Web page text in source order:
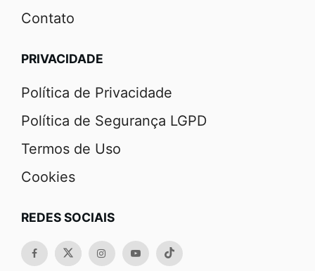
Contato
PRIVACIDADE
Política de Privacidade
Política de Segurança LGPD
Termos de Uso
Cookies
REDES SOCIAIS